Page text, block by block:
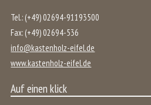
Tel.: (+49) 02694-91193500
Fax: (+49) 02694-536
info@kastenholz-eifel.de
www.kastenholz-eifel.de
Auf einen klick